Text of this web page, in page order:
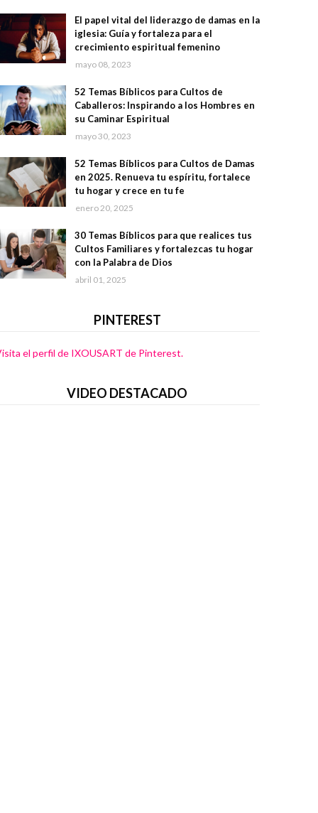
El papel vital del liderazgo de damas en la
iglesia: Guía y fortaleza para el
crecimiento espiritual femenino
mayo 08, 2023
52 Temas Bíblicos para Cultos de
Caballeros: Inspirando a los Hombres en
su Caminar Espiritual
mayo 30, 2023
52 Temas Bíblicos para Cultos de Damas
en 2025. Renueva tu espíritu, fortalece
tu hogar y crece en tu fe
enero 20, 2025
30 Temas Bíblicos para que realices tus
Cultos Familiares y fortalezcas tu hogar
con la Palabra de Dios
abril 01, 2025
PINTEREST
el perfil de IXOUSART de Pinterest.
VIDEO DESTACADO